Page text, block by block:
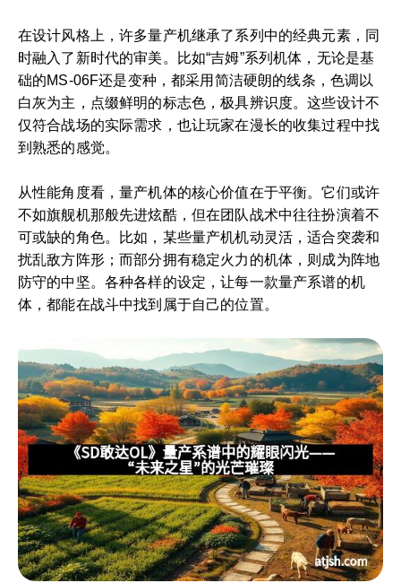
在设计风格上，许多量产机继承了系列中的经典元素，同
时融入了新时代的审美。比如“吉姆”系列机体，无论是基
础的MS-06F还是变种，都采用简洁硬朗的线条，色调以
白灰为主，点缀鲜明的标志色，极具辨识度。这些设计不
仅符合战场的实际需求，也让玩家在漫长的收集过程中找
到熟悉的感觉。
从性能角度看，量产机体的核心价值在于平衡。它们或许
不如旗舰机那般先进炫酷，但在团队战术中往往扮演着不
可或缺的角色。比如，某些量产机机动灵活，适合突袭和
扰乱敌方阵形；而部分拥有稳定火力的机体，则成为阵地
防守的中坚。各种各样的设定，让每一款量产系谱的机
体，都能在战斗中找到属于自己的位置。